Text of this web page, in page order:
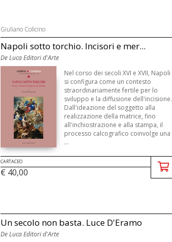
Giuliano Colicino
Napoli sotto torchio. Incisori e mer...
De Luca Editori d'Arte
Nel corso dei secoli XVI e XVII, Napoli
si configura come un contesto
straordinariamente fertile per lo
sviluppo e la diffusione dell'incisione.
Dall'ideazione del soggetto alla
realizzazione della matrice, fino
all'inchiostrazione e alla stampa, il
processo calcografico coinvolge una
...
CARTACEO
€ 40,00
Un secolo non basta. Luce D'Eramo
De Luca Editori d'Arte